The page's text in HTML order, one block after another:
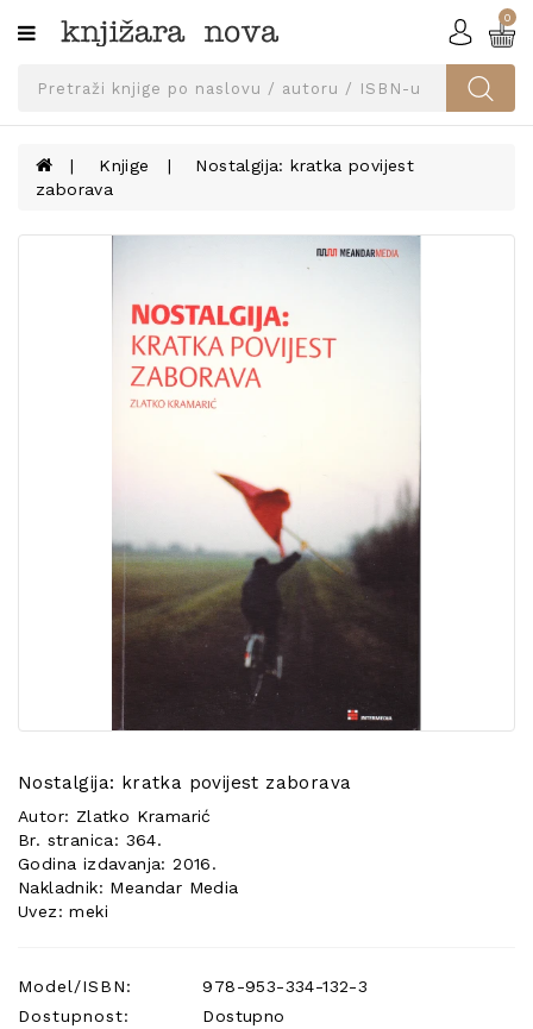
Kategorije
SVEUČILIŠNA
UDŽBENICI
0
Knjige
Nostalgija: kratka povijest
zaborava
Nostalgija: kratka povijest zaborava
Autor: Zlatko Kramarić
Br. stranica: 364.
Godina izdavanja: 2016.
Nakladnik: Meandar Media
Uvez: meki
Model/ISBN:
978-953-334-132-3
Dostupnost:
Dostupno